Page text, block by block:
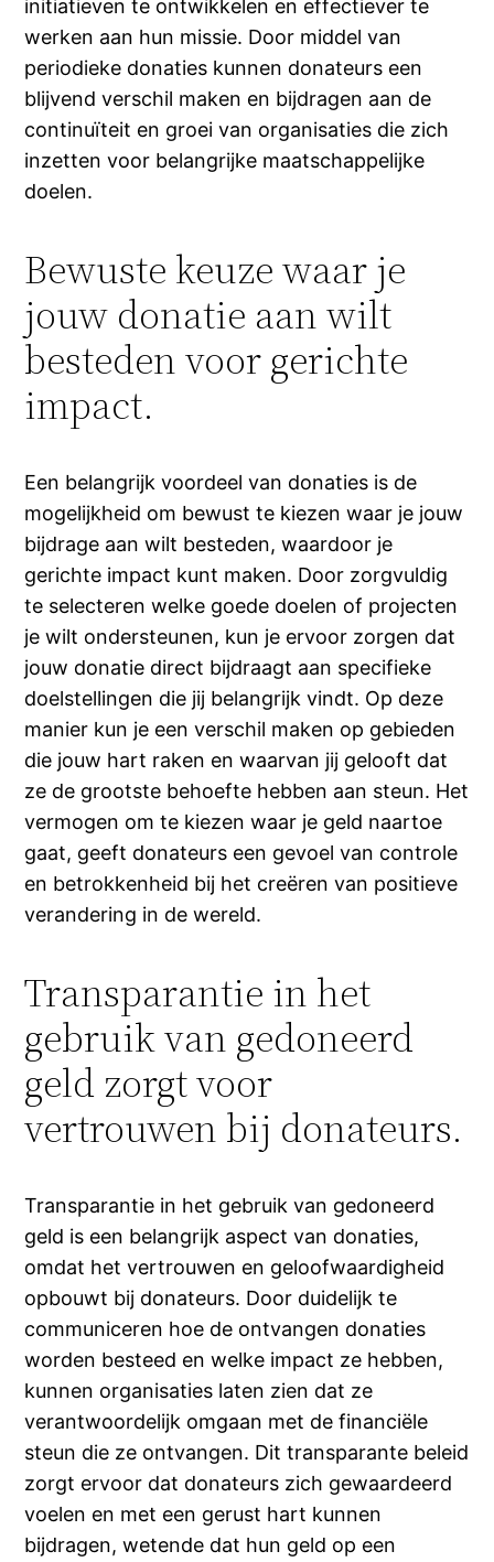
initiatieven te ontwikkelen en effectiever te
werken aan hun missie. Door middel van
periodieke donaties kunnen donateurs een
blijvend verschil maken en bijdragen aan de
continuïteit en groei van organisaties die zich
inzetten voor belangrijke maatschappelijke
doelen.
Bewuste keuze waar je
jouw donatie aan wilt
besteden voor gerichte
impact.
Een belangrijk voordeel van donaties is de
mogelijkheid om bewust te kiezen waar je jouw
bijdrage aan wilt besteden, waardoor je
gerichte impact kunt maken. Door zorgvuldig
te selecteren welke goede doelen of projecten
je wilt ondersteunen, kun je ervoor zorgen dat
jouw donatie direct bijdraagt aan specifieke
doelstellingen die jij belangrijk vindt. Op deze
manier kun je een verschil maken op gebieden
die jouw hart raken en waarvan jij gelooft dat
ze de grootste behoefte hebben aan steun. Het
vermogen om te kiezen waar je geld naartoe
gaat, geeft donateurs een gevoel van controle
en betrokkenheid bij het creëren van positieve
verandering in de wereld.
Transparantie in het
gebruik van gedoneerd
geld zorgt voor
vertrouwen bij donateurs.
Transparantie in het gebruik van gedoneerd
geld is een belangrijk aspect van donaties,
omdat het vertrouwen en geloofwaardigheid
opbouwt bij donateurs. Door duidelijk te
communiceren hoe de ontvangen donaties
worden besteed en welke impact ze hebben,
kunnen organisaties laten zien dat ze
verantwoordelijk omgaan met de financiële
steun die ze ontvangen. Dit transparante beleid
zorgt ervoor dat donateurs zich gewaardeerd
voelen en met een gerust hart kunnen
bijdragen, wetende dat hun geld op een